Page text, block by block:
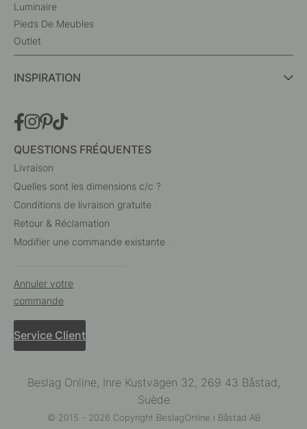
Luminaire
Pieds De Meubles
Outlet
INSPIRATION
QUESTIONS FRÉQUENTES
Livraison
Quelles sont les dimensions c/c ?
Conditions de livraison gratuite
Retour & Réclamation
Modifier une commande existante
Annuler votre
commande
Service Client
Beslag Online, Inre Kustvägen 32, 269 43 Båstad,
Suède
© 2015 - 2026 Copyright BeslagOnline i Båstad AB